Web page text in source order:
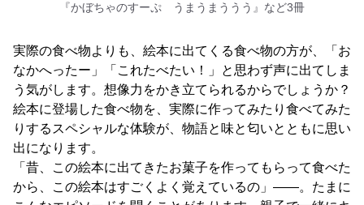
『かぼちゃのすーぷ うまうまううう』など3冊
実際の食べ物よりも、絵本に出てくる食べ物の方が、「お
なかへったー」「これたべたい！」と思わず声に出てしま
う気がします。想像力をかき立てられるからでしょうか？
絵本に登場した食べ物を、実際に作ってみたり食べてみた
りするスペシャルな体験が、物語と味と匂いとともに思い
出になります。
「昔、この絵本に出てきたお菓子を作ってもらって食べた
から、この絵本はすごくよく覚えているの」――。たまに